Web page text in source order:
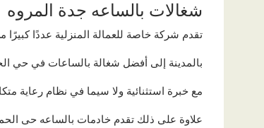
شغالات بالساعه جدة المروه
تقدم شركة خاصة للعمالة المنزلية عددًا
بالمدينة إلى أفضل شغالة بالساعات في حي
مع خبرة استثنائية ولا سيما في نظام رعاية
علاوة على ذلك تقدم خادمات بالساعه حى